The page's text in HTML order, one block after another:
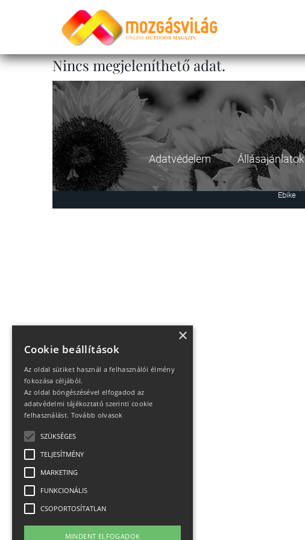
Nincs megjeleníthető adat.
Adatvédelem Állásajánlatok
Ebike
×
Cookie beállítások
Az oldal sütiket használ a felhasználói élmény
fokozása céljából.
Az oldal böngészésével elfogadod az
adatvédelmi tájékoztató szerinti cookie
felhasználást. Tovább olvasok
SZÜKSÉGES
TELJESÍTMÉNY
MARKETING
FUNKCIONÁLIS
CSOPORTOSÍTATLAN
MINDENT ELFOGADOK